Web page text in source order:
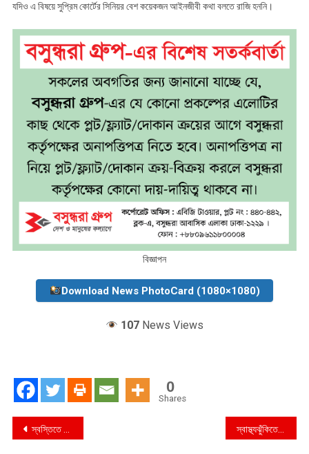
যদিও এ বিষয়ে সুপ্রিম কোর্টের সিনিয়র বেশ কয়েকজন আইনজীবী কথা বলতে রাজি হননি।
বিজ্ঞাপন
Download News PhotoCard (1080×1080)
107 News Views
0
Shares
Post
স্বস্তিতে আ’লীগ স্বাস্থ্যঝুঁকিতে শিক্ষার্থীরা